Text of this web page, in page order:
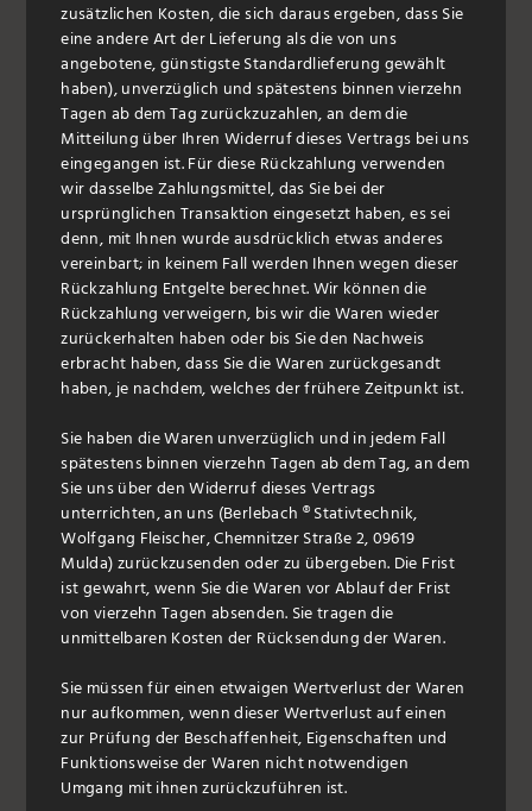
zusätzlichen Kosten, die sich daraus ergeben, dass Sie
eine andere Art der Lieferung als die von uns
angebotene, günstigste Standardlieferung gewählt
haben), unverzüglich und spätestens binnen vierzehn
Tagen ab dem Tag zurückzuzahlen, an dem die
Mitteilung über Ihren Widerruf dieses Vertrags bei uns
eingegangen ist. Für diese Rückzahlung verwenden
wir dasselbe Zahlungsmittel, das Sie bei der
ursprünglichen Transaktion eingesetzt haben, es sei
denn, mit Ihnen wurde ausdrücklich etwas anderes
vereinbart; in keinem Fall werden Ihnen wegen dieser
Rückzahlung Entgelte berechnet. Wir können die
Rückzahlung verweigern, bis wir die Waren wieder
zurückerhalten haben oder bis Sie den Nachweis
erbracht haben, dass Sie die Waren zurückgesandt
haben, je nachdem, welches der frühere Zeitpunkt ist.
Sie haben die Waren unverzüglich und in jedem Fall
spätestens binnen vierzehn Tagen ab dem Tag, an dem
Sie uns über den Widerruf dieses Vertrags
unterrichten, an uns (Berlebach ® Stativtechnik,
Wolfgang Fleischer, Chemnitzer Straße 2, 09619
Mulda) zurückzusenden oder zu übergeben. Die Frist
ist gewahrt, wenn Sie die Waren vor Ablauf der Frist
von vierzehn Tagen absenden. Sie tragen die
unmittelbaren Kosten der Rücksendung der Waren.
Sie müssen für einen etwaigen Wertverlust der Waren
nur aufkommen, wenn dieser Wertverlust auf einen
zur Prüfung der Beschaffenheit, Eigenschaften und
Funktionsweise der Waren nicht notwendigen
Umgang mit ihnen zurückzuführen ist.